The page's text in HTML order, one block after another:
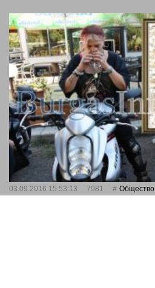
03.09.2016 15:53:13 7981 Общество